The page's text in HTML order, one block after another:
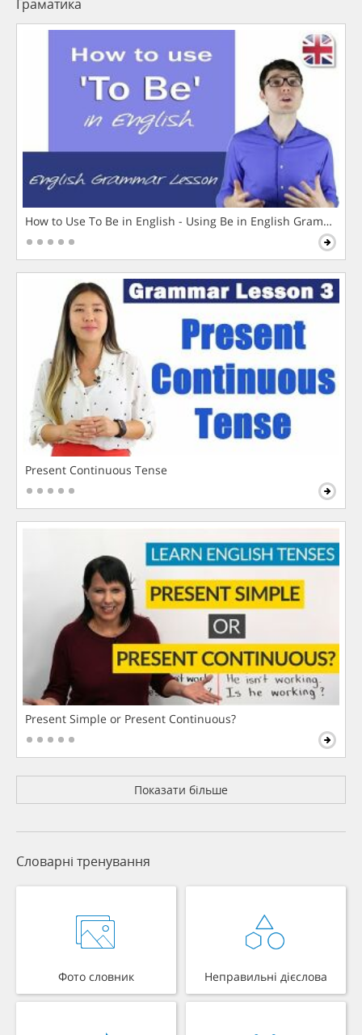
Граматика
How to Use To Be in English - Using Be in English Grammar
Present Continuous Tense
Present Simple or Present Continuous?
Показати більше
Словарні тренування
Фото словник Неправильні дієслова